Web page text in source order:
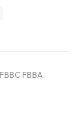
FBBA